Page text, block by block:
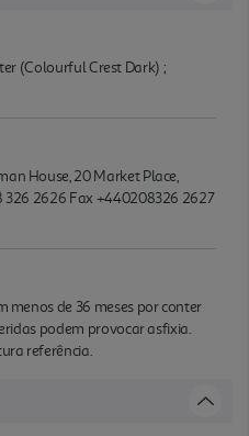
(Colourful Crest Dark) ;
House, 20 Market Place,
326 2626 Fax +440208326 2627
menos de 36 meses por conter
podem provocar asfixia.
referência.